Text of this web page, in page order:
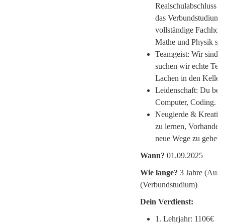
Realschulabschluss
das Verbundstudium
vollständige
Mathe und Physik
Teamgeist: Wir sind
suchen wir echte
Lachen in den Keller
Leidenschaft: Du
Computer, Coding.
Neugierde &
zu lernen,
neue Wege zu gehen.
Wann? 01.09.2025
Wie lange? 3 Jahre
(Verbundstudium)
Dein Verdienst:
1. Lehrjahr: 1106€